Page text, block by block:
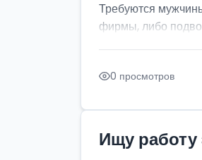
Требуются
фирмы, либо
0 просмотров
Ищу работу